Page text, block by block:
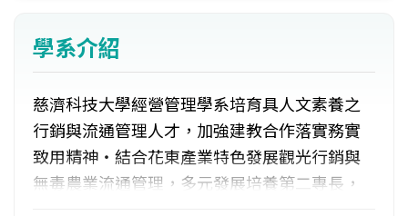
學系介紹
慈濟科技大學經營管理學系培育具人文素養之
行銷與流通管理人才，加強建教合作落實務實
致用精神‧結合花東產業特色發展觀光行銷與
無毒農業流通管理，多元發展培養第二專長，